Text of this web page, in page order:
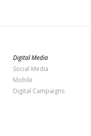
Digital Media
Social Media
Mobile
Digital Campaigns